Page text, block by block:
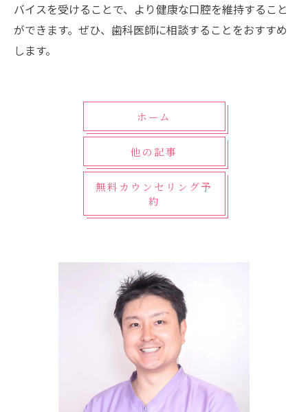
バイスを受けることで、より健康な口腔を維持すること
ができます。ぜひ、歯科医師に相談することをおすすめ
します。
ホーム
他の記事
無料カウンセリング予
約